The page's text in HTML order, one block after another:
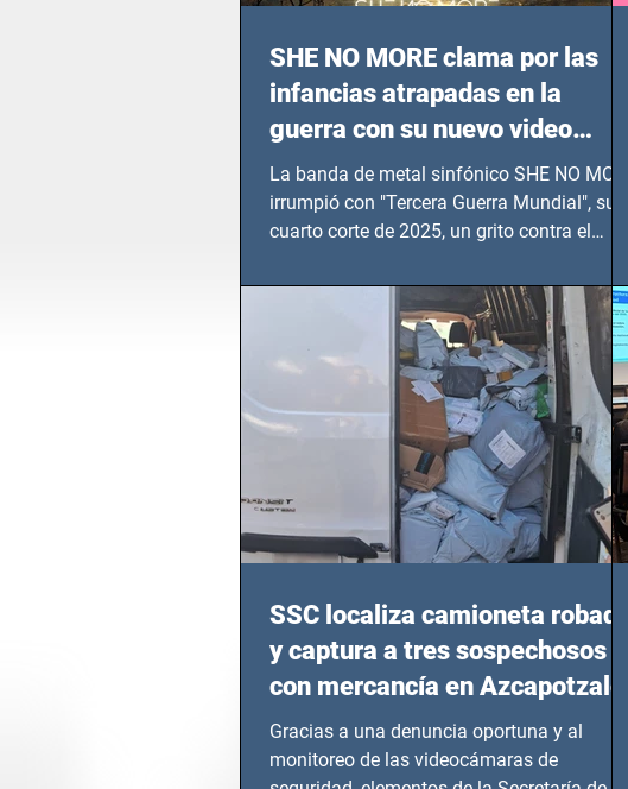
SHE NO MORE clama por las
infancias atrapadas en la
guerra con su nuevo video
TERCERA GUERRA MUNDIAL
La banda de metal sinfónico SHE NO MORE
irrumpió con "Tercera Guerra Mundial", su
cuarto corte de 2025, un grito contra el
en epicentros bélicos.
SSC localiza camioneta robada
y captura a tres sospechosos
con mercancía en Azcapotzalco
Gracias a una denuncia oportuna y al
monitoreo de las videocámaras de